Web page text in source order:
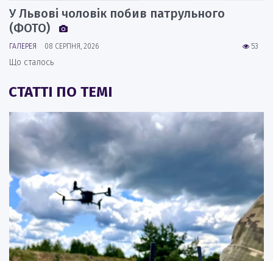
У Львові чоловік побив патрульного
(ФОТО)
53
ГАЛЕРЕЯ 08 СЕРПНЯ, 2026
Що сталось
СТАТТІ ПО ТЕМІ